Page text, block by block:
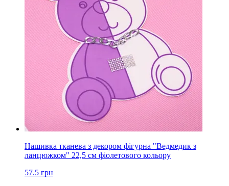
Нашивка тканева з декором фігурна "Ведмедик з
ланцюжком" 22,5 см фіолетового кольору
57.5 грн